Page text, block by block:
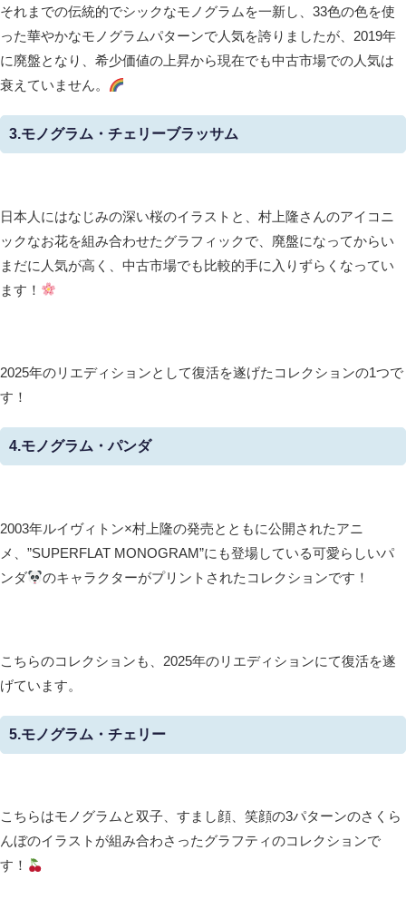
それまでの伝統的でシックなモノグラムを一新し、33色の色を使
った華やかなモノグラムパターンで人気を誇りましたが、2019年
に廃盤となり、希少価値の上昇から現在でも中古市場での人気は
衰えていません。
3.モノグラム・チェリーブラッサム
日本人にはなじみの深い桜のイラストと、村上隆さんのアイコニ
ックなお花を組み合わせたグラフィックで、廃盤になってからい
まだに人気が高く、中古市場でも比較的手に入りずらくなってい
ます！
2025年のリエディションとして復活を遂げたコレクションの1つで
す！
4.モノグラム・パンダ
2003年ルイヴィトン×村上隆の発売とともに公開されたアニ
メ、”SUPERFLAT MONOGRAM”にも登場している可愛らしいパ
ンダ
のキャラクターがプリントされたコレクションです！
こちらのコレクションも、2025年のリエディションにて復活を遂
げています。
5.モノグラム・チェリー
こちらはモノグラムと双子、すまし顔、笑顔の3パターンのさくら
んぼのイラストが組み合わさったグラフティのコレクションで
す！